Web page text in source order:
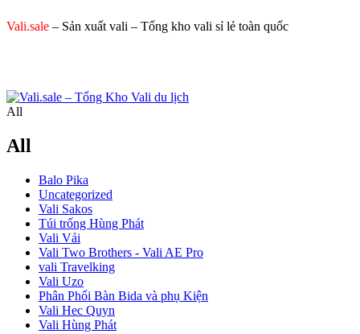
Vali.sale – Sản xuất vali – Tổng kho vali sỉ lẻ toàn quốc
All
All
Balo Pika
Uncategorized
Vali Sakos
Túi trống Hùng Phát
Vali Vải
Vali Two Brothers - Vali AE Pro
vali Travelking
Vali Uzo
Phân Phối Bàn Bida và phụ Kiện
Vali Hec Quyn
Vali Hùng Phát